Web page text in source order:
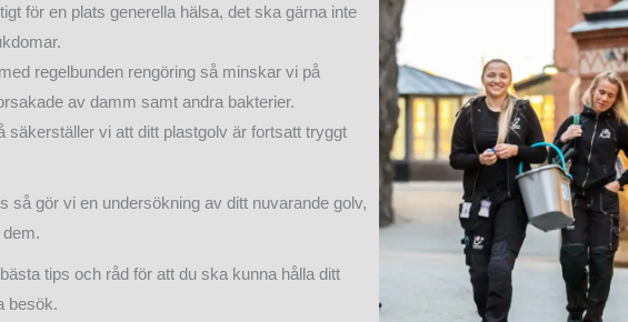
för en plats generella hälsa, det ska gärna inte
regelbunden rengöring så minskar vi på
av damm samt andra bakterier.
säkerställer vi att ditt plastgolv är fortsatt tryggt
så gör vi en undersökning av ditt nuvarande golv,
tips och råd för att du ska kunna hålla ditt
besök.